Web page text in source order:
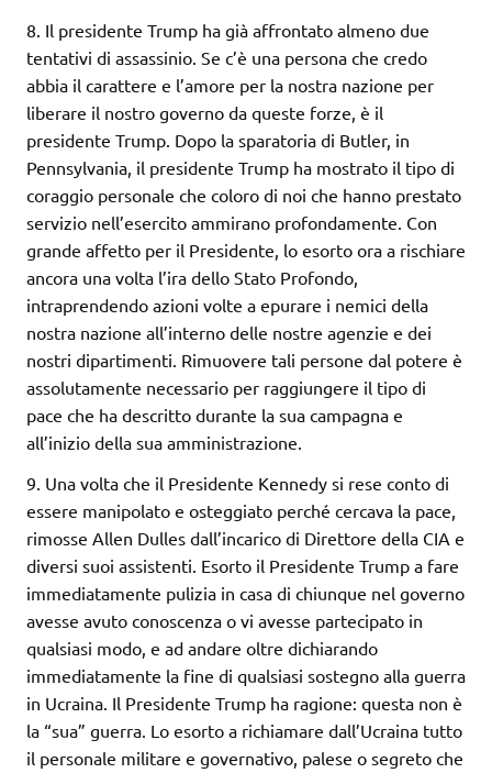
8. Il presidente Trump ha già affrontato almeno due
tentativi di assassinio. Se c’è una persona che credo
abbia il carattere e l’amore per la nostra nazione per
liberare il nostro governo da queste forze, è il
presidente Trump. Dopo la sparatoria di Butler, in
Pennsylvania, il presidente Trump ha mostrato il tipo di
coraggio personale che coloro di noi che hanno prestato
servizio nell’esercito ammirano profondamente. Con
grande affetto per il Presidente, lo esorto ora a rischiare
ancora una volta l’ira dello Stato Profondo,
intraprendendo azioni volte a epurare i nemici della
nostra nazione all’interno delle nostre agenzie e dei
nostri dipartimenti. Rimuovere tali persone dal potere è
assolutamente necessario per raggiungere il tipo di
pace che ha descritto durante la sua campagna e
all’inizio della sua amministrazione.
9. Una volta che il Presidente Kennedy si rese conto di
essere manipolato e osteggiato perché cercava la pace,
rimosse Allen Dulles dall’incarico di Direttore della CIA e
diversi suoi assistenti. Esorto il Presidente Trump a fare
immediatamente pulizia in casa di chiunque nel governo
avesse avuto conoscenza o vi avesse partecipato in
qualsiasi modo, e ad andare oltre dichiarando
immediatamente la fine di qualsiasi sostegno alla guerra
in Ucraina. Il Presidente Trump ha ragione: questa non è
la “sua” guerra. Lo esorto a richiamare dall’Ucraina tutto
il personale militare e governativo, palese o segreto che